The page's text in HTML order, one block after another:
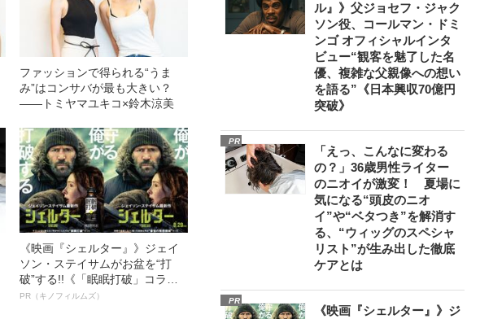
ファッションで得られる“うま
み”はコンサバが最も大きい？
――トミヤマユキコ×鈴木涼美
《映画『シェルター』》ジェイ
ソン・ステイサムがお盆を“打
破”する!!《「眠眠打破」コラ
ボ》
PR（キノフィルムズ）
ル』》父ジョセフ・ジャク
ソン役、コールマン・ドミ
ンゴ オフィシャルインタ
ビュー“観客を魅了した名
優、複雑な父親像への想い
を語る”《日本興収70億円
突破》
PR
「えっ、こんなに変わる
の？」36歳男性ライター
のニオイが激変！ 夏場に
気になる“頭皮のニオ
イ”や“ベタつき”を解消す
る、“ウィッグのスペシャ
リスト”が生み出した徹底
ケアとは
PR
《映画『シェルター』》ジ